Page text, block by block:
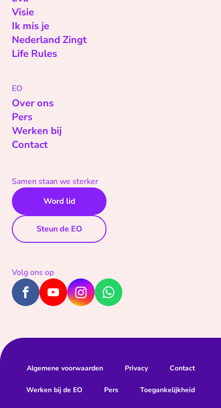
Visie
Ik mis je
Nederland Zingt
Life Rules
EO
Over ons
Pers
Werken bij
Contact
Samen staan we sterker
Word lid
Steun de EO
Volg ons op
Algemene voorwaarden Privacy Contact
Werken bij de EO Pers Toegankelijkheid